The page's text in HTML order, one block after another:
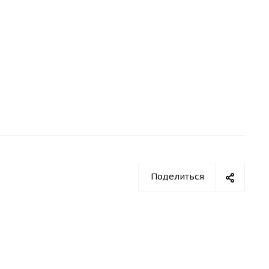
Поделиться